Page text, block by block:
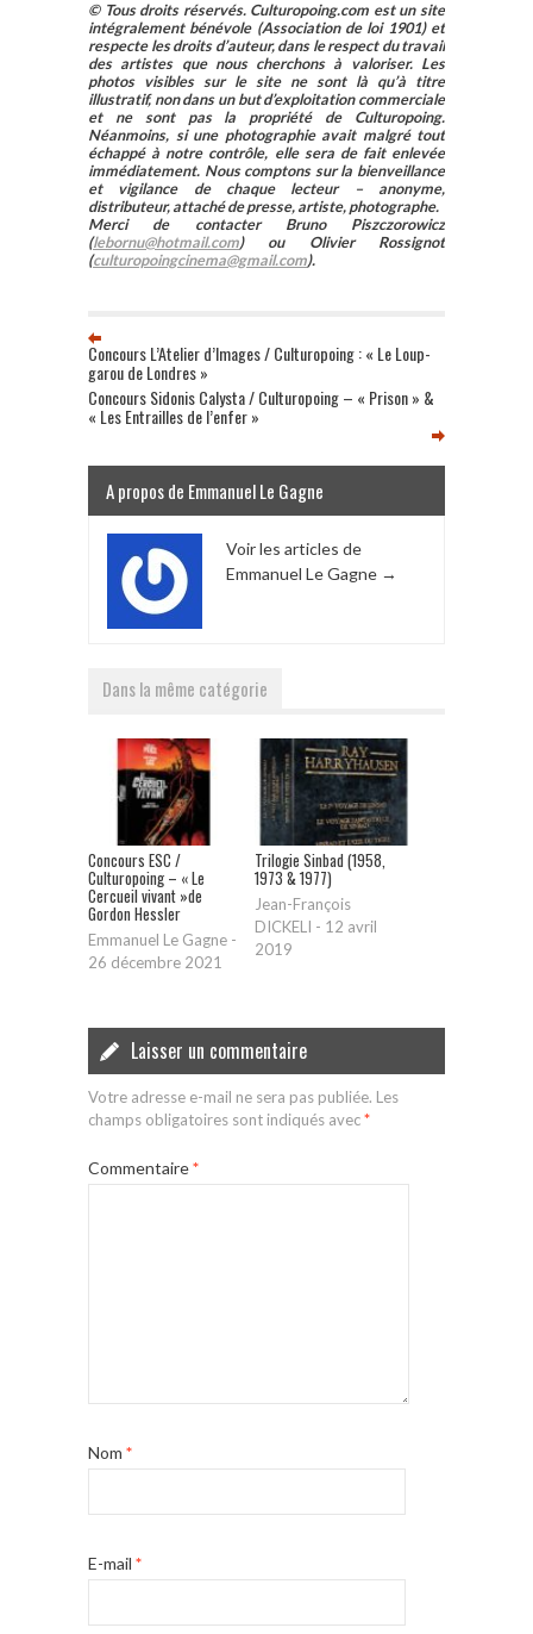
© Tous droits réservés. Culturopoing.com est un site
intégralement bénévole (Association de loi 1901) et
respecte les droits d’auteur, dans le respect du travail
des artistes que nous cherchons à valoriser. Les
photos visibles sur le site ne sont là qu’à titre
illustratif, non dans un but d’exploitation commerciale
et ne sont pas la propriété de Culturopoing.
Néanmoins, si une photographie avait malgré tout
échappé à notre contrôle, elle sera de fait enlevée
immédiatement. Nous comptons sur la bienveillance
et vigilance de chaque lecteur – anonyme,
distributeur, attaché de presse, artiste, photographe.
Merci de contacter Bruno Piszczorowicz
(lebornu@hotmail.com) ou Olivier Rossignot
(culturopoingcinema@gmail.com).
Concours L’Atelier d’Images / Culturopoing : « Le Loup-
garou de Londres »
Concours Sidonis Calysta / Culturopoing – « Prison » &
« Les Entrailles de l’enfer »
A propos de Emmanuel Le Gagne
Voir les articles de
Emmanuel Le Gagne →
Dans la même catégorie
Concours ESC /
Culturopoing – « Le
Cercueil vivant »de
Gordon Hessler
Emmanuel Le Gagne -
26 décembre 2021
Trilogie Sinbad (1958,
1973 & 1977)
Jean-François
DICKELI - 12 avril
2019
Laisser un commentaire
Votre adresse e-mail ne sera pas publiée. Les
champs obligatoires sont indiqués avec*
Commentaire*
Nom *
E-mail *